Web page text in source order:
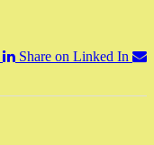
Share on Linked In